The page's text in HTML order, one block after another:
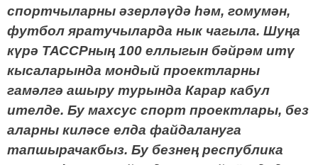
спортчыларны әзерләүдә һәм, гомумән,
футбол яратучыларда нык чагыла. Шуңа
күрә ТАССРның 100 еллыгын бәйрәм итү
кысаларында мондый проектларны
гамәлгә ашыру турында Карар кабул
ителде. Бу махсус спорт проектлары, без
аларны киләсе елда файдалануга
тапшырачакбыз. Бу безнең республика